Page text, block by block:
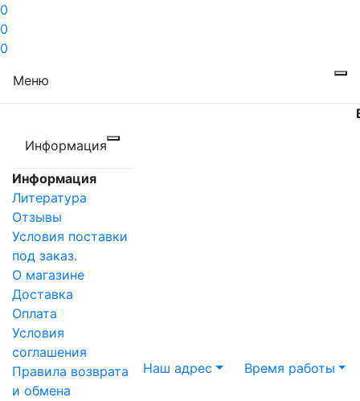
0
0
0
Меню
Информация
Информация
Литература
Отзывы
Условия поставки
под заказ.
О магазине
Доставка
Оплата
Условия
соглашения
Правила возврата
и обмена
Наш адрес Время работы